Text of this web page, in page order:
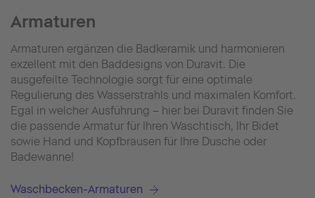
Armaturen
Armaturen ergänzen die Badkeramik und harmonieren
exzellent mit den Baddesigns von Duravit. Die
ausgefeilte Technologie sorgt für eine optimale
Regulierung des Wasserstrahls und maximalen Komfort.
Egal in welcher Ausführung – hier bei Duravit finden Sie
die passende Armatur für Ihren Waschtisch, Ihr Bidet
sowie Hand und Kopfbrausen für Ihre Dusche oder
Badewanne!
Waschbecken-Armaturen